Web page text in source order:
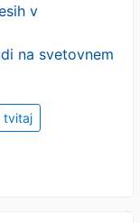
v
na svetovnem
tvitaj